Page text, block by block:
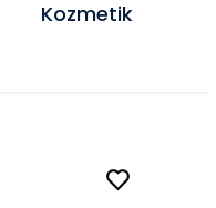
Kozmetik